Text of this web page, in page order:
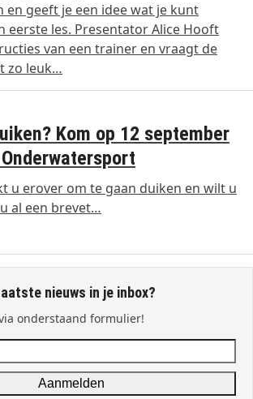
geeft je een idee wat je kunt
eerste les. Presentator Alice Hooft
van een trainer en vraagt de
zo leuk…
Kom op 12 september
u erover om te gaan duiken en wilt u
al een brevet…
nieuws in je inbox?
onderstaand formulier!
Aanmelden